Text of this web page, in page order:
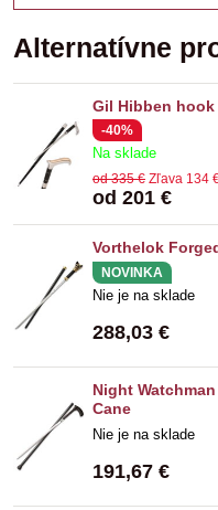
Alternatívne
Gil Hibben
-40%
Na sklade
od 201 €
od 335 € Zľava 134
Vorthelok
NOVINKA
Nie je na sklade
288,03 €
Night
Cane
Nie je na sklade
191,67 €